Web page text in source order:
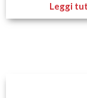
Leggi